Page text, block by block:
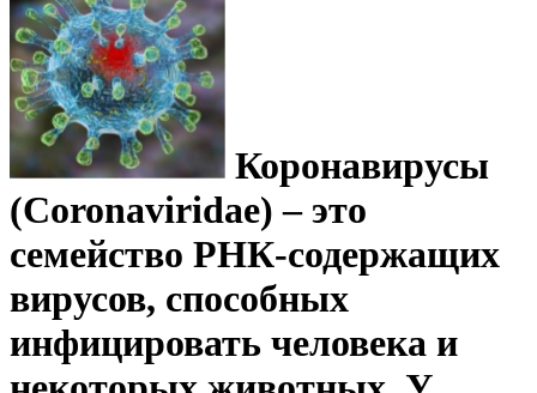
Коронавирусы
(Coronaviridae) – это
семейство РНК-содержащих
вирусов, способных
инфицировать человека и